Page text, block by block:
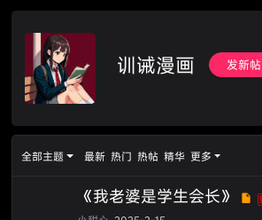
5
研
习
社
训诫漫画 发新帖
全部主题 最新 热门 热帖 精华 更多
《我老婆是学生会长》